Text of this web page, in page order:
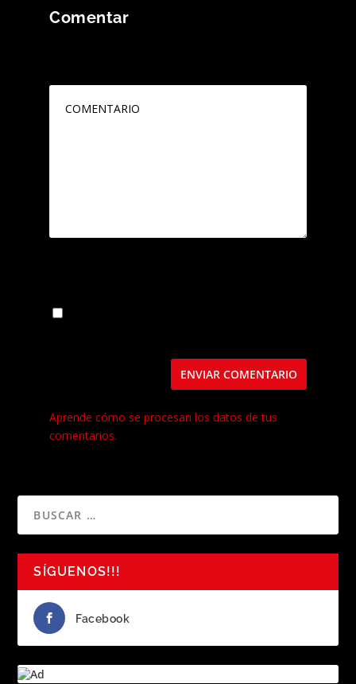
Comentar
Aprende cómo se procesan los datos de tus
comentarios.
SÍGUENOS!!!
Facebook